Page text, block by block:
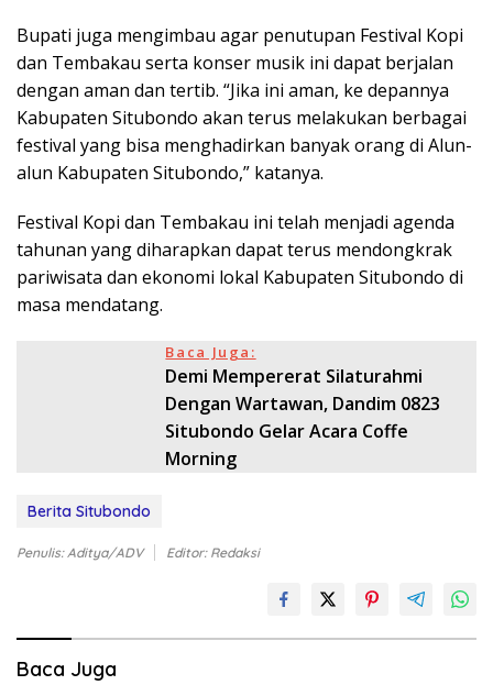
Bupati juga mengimbau agar penutupan Festival Kopi
dan Tembakau serta konser musik ini dapat berjalan
dengan aman dan tertib. “Jika ini aman, ke depannya
Kabupaten Situbondo akan terus melakukan berbagai
festival yang bisa menghadirkan banyak orang di Alun-
alun Kabupaten Situbondo,” katanya.
Festival Kopi dan Tembakau ini telah menjadi agenda
tahunan yang diharapkan dapat terus mendongkrak
pariwisata dan ekonomi lokal Kabupaten Situbondo di
masa mendatang.
Baca Juga:
Demi Mempererat Silaturahmi
Dengan Wartawan, Dandim 0823
Situbondo Gelar Acara Coffe
Morning
Berita Situbondo
Penulis: Aditya/ADV Editor: Redaksi
Baca Juga